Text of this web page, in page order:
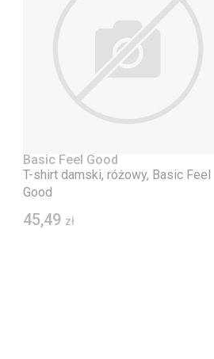
Basic Feel Good
T-shirt damski, różowy, Basic Feel
Good
45,49 zł